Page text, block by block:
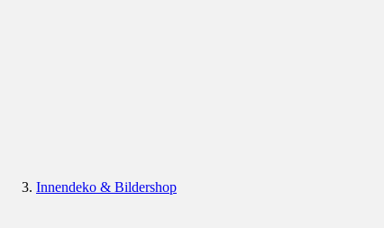
Innendeko & Bildershop